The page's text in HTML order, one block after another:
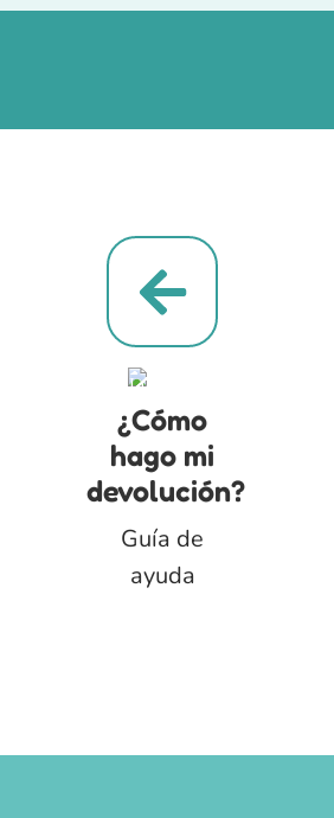
¿Cómo
hago mi
devolución?
Guía de
ayuda